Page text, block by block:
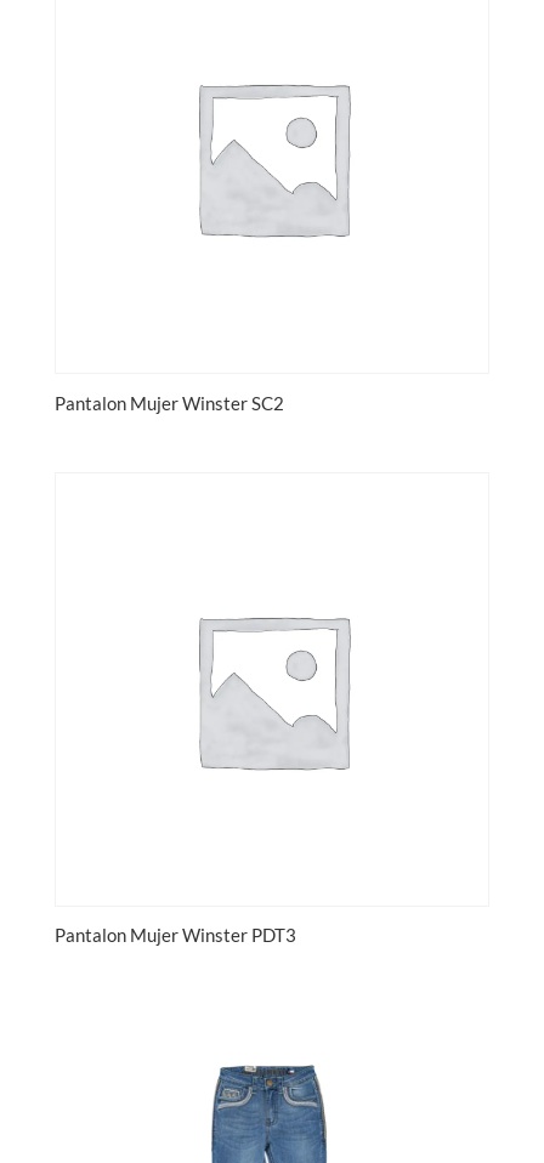
Pantalon Mujer Winster SC2
Pantalon Mujer Winster PDT3